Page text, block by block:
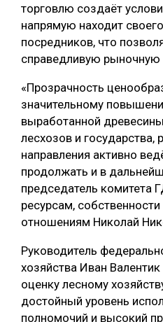
торговлю создаёт
напрямую находит
посредников, что
справедливую рыночную
«Прозрачность
значительному
выработанной
лесхозов и государства,
направления активно
продолжать и в
председатель комитета
ресурсам,
отношениям Николай
Руководитель
хозяйства Иван
оценку лесному
достойный уровень
полномочий и высокий